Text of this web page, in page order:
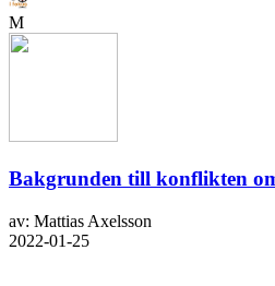
M
Bakgrunden till konflikten
av: Mattias Axelsson
2022-01-25